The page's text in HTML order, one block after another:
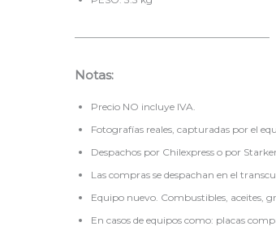
————————————————————
Notas:
Precio NO incluye IVA.
Fotografías reales, capturadas por el
Despachos por Chilexpress o por
Las compras se despachan en el
Equipo nuevo. Combustibles, aceites,
En casos de equipos como: placas